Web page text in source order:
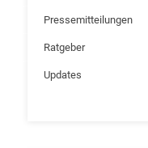
Pressemitteilungen
Ratgeber
Updates